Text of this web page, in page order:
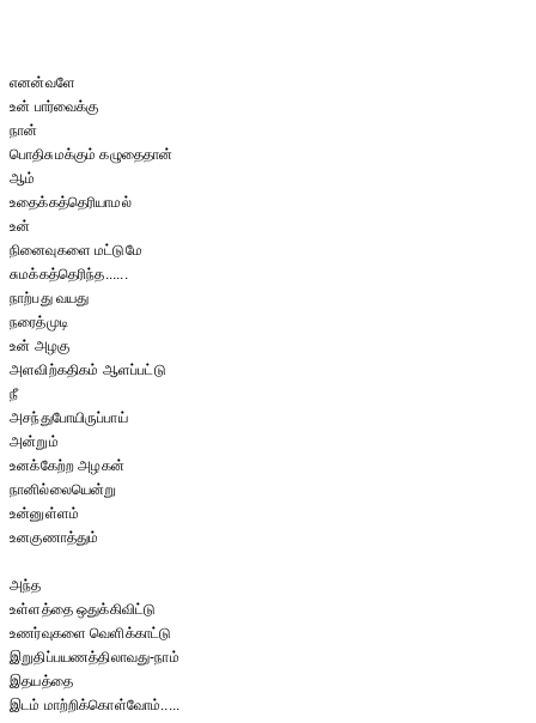
எனன்வளே
உன் பார்வைக்கு
நான்
பொதிசுமக்கும் கழுதைதான்
ஆம்
உதைக்கத்தெரியாமல்
உன்
நினைவுகளை மட்டுமே
சுமக்கத்தெரிந்த......
நாற்பது வயது
நரைத்முடி
உன் அழகு
அளவிற்கதிகம் ஆளப்பட்டு
நீ
அசந்துபோயிருப்பாய்
அன்றும்
உனக்கேற்ற அழகன்
நானில்லையென்று
உன்னுள்ளம்
உனகுணாத்தும்
அந்த
உள்ளத்தை ஒதுக்கிவிட்டு
உணர்வுகளை வெளிக்காட்டு
இறுதிப்பயணத்திலாவது-நாம்
இதயத்தை
இடம் மாற்றிக்கொள்வோம்.....